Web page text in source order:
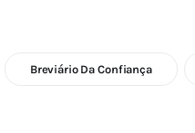
Breviário Da Confiança